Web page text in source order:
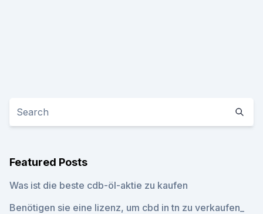
Featured Posts
Was ist die beste cdb-öl-aktie zu kaufen
Benötigen sie eine lizenz, um cbd in tn zu verkaufen_